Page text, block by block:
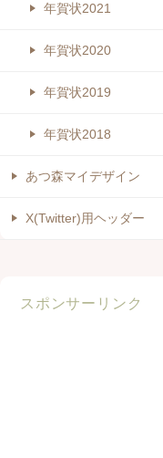
年賀状2021
年賀状2020
年賀状2019
年賀状2018
あつ森マイデザイン
X(Twitter)用ヘッダー
スポンサーリンク